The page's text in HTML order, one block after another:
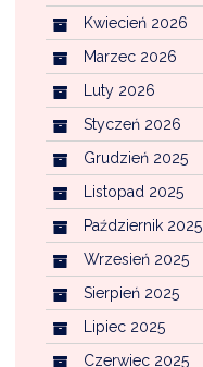
Kwiecień 2026
Marzec 2026
Luty 2026
Styczeń 2026
Grudzień 2025
Listopad 2025
Październik 2025
Wrzesień 2025
Sierpień 2025
Lipiec 2025
Czerwiec 2025